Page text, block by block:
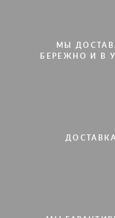
МЫ
БЕРЕЖНО И В